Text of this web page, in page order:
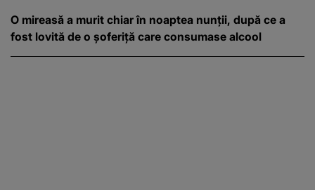
O mireasă a murit chiar în noaptea nunții, după ce a
fost lovită de o șoferiță care consumase alcool